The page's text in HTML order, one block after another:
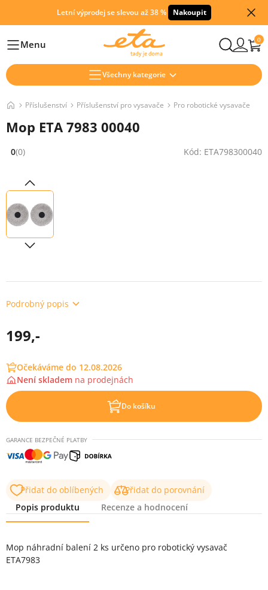
Letní výprodej se slevou až 38 % Nakoupit
HlavníMenu 0
Všechny kategorie
Příslušenství Příslušenství pro vysavače Pro robotické vysavače
Mop ETA 7983 00040
Hodnocení: 0 z 5 (0 recenzí)
0(0) Kód: ETA798300040
Podrobný popis
199,-
Očekáváme do 12.08.2026
Není skladem na prodejnách
Do košíku
GARANCE BEZPEČNÉ PLATBY
Přidat do oblíbených
Přidat do porovnání
Popis produktu
Recenze a hodnocení
Mop náhradní balení 2 ks určeno pro robotický vysavač
ETA7983